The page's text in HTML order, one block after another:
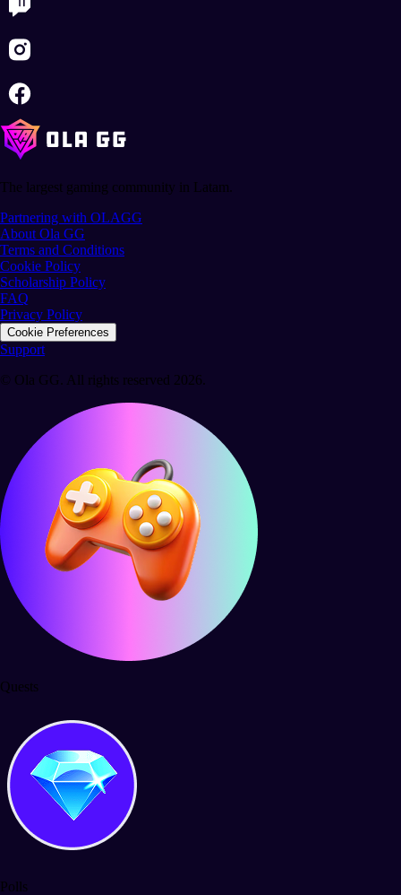
The largest gaming community in Latam.
Partnering with OLAGG
About Ola GG
Terms and Conditions
Cookie Policy
Scholarship Policy
FAQ
Privacy Policy
Cookie Preferences
Support
© Ola GG. All rights reserved 2026.
Quests
Polls